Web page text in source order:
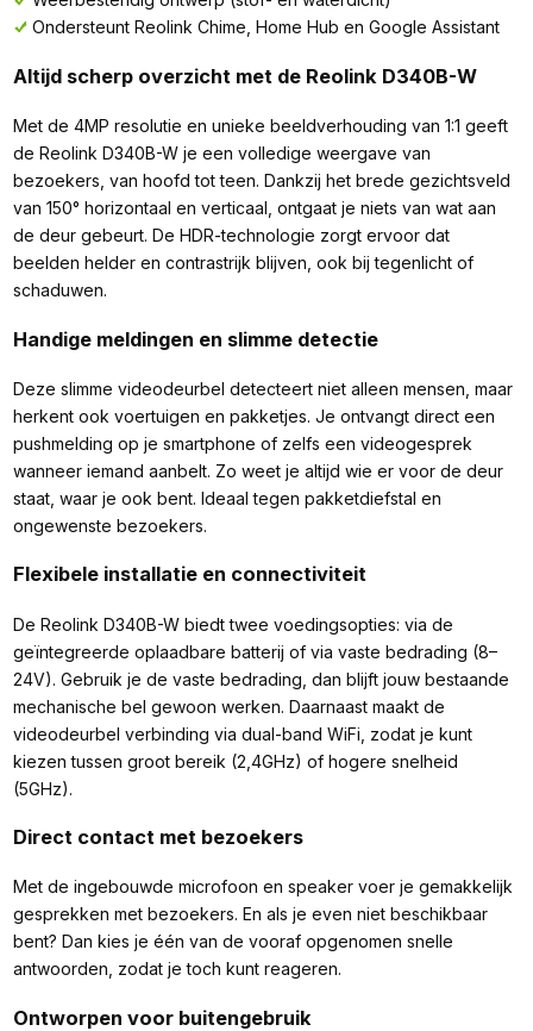
Ondersteunt Reolink Chime, Home Hub en Google Assistant
Altijd scherp overzicht met de Reolink D340B-W
Met de 4MP resolutie en unieke beeldverhouding van 1:1 geeft
de Reolink D340B-W je een volledige weergave van
bezoekers, van hoofd tot teen. Dankzij het brede gezichtsveld
van 150° horizontaal en verticaal, ontgaat je niets van wat aan
de deur gebeurt. De HDR-technologie zorgt ervoor dat
beelden helder en contrastrijk blijven, ook bij tegenlicht of
schaduwen.
Handige meldingen en slimme detectie
Deze slimme videodeurbel detecteert niet alleen mensen, maar
herkent ook voertuigen en pakketjes. Je ontvangt direct een
pushmelding op je smartphone of zelfs een videogesprek
wanneer iemand aanbelt. Zo weet je altijd wie er voor de deur
staat, waar je ook bent. Ideaal tegen pakketdiefstal en
ongewenste bezoekers.
Flexibele installatie en connectiviteit
De Reolink D340B-W biedt twee voedingsopties: via de
geïntegreerde oplaadbare batterij of via vaste bedrading (8–
24V). Gebruik je de vaste bedrading, dan blijft jouw bestaande
mechanische bel gewoon werken. Daarnaast maakt de
videodeurbel verbinding via dual-band WiFi, zodat je kunt
kiezen tussen groot bereik (2,4GHz) of hogere snelheid
(5GHz).
Direct contact met bezoekers
Met de ingebouwde microfoon en speaker voer je gemakkelijk
gesprekken met bezoekers. En als je even niet beschikbaar
bent? Dan kies je één van de vooraf opgenomen snelle
antwoorden, zodat je toch kunt reageren.
Ontworpen voor buitengebruik